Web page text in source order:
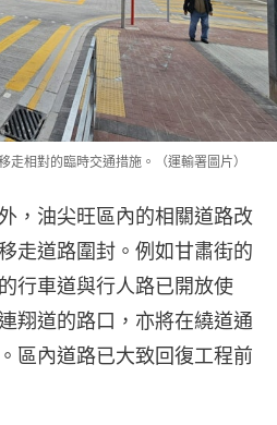
相對的臨時交通措施。（運輸署圖片）
，油尖旺區內的相關道路改
走道路圍封。例如甘肅街的
行車道與行人路已開放使
翔道的路口，亦將在繞道通
區內道路已大致回復工程前